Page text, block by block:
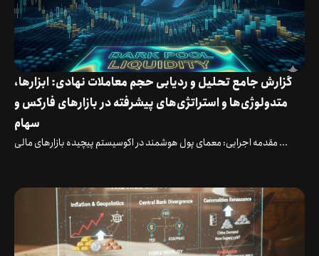
گزارش جامع تحلیل و ردیابی حجم معاملات نهادی: ابزارها،
متدولوژی‌ها و استراتژی‌های پیشرفته در بازارهای فارکس و
سهام
مقدمه اجرایی: معمای پول هوشمند در اکوسیستم پیچیده بازارهای مالی ...